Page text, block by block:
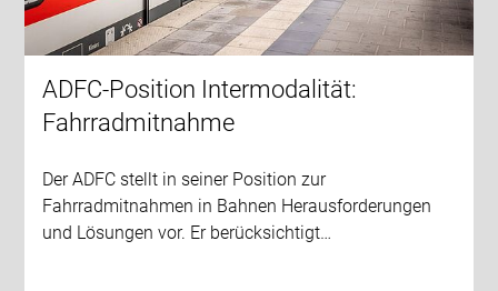
ADFC-Position Intermodalität:
Fahrradmitnahme
Der ADFC stellt in seiner Position zur
Fahrradmitnahmen in Bahnen Herausforderungen
und Lösungen vor. Er berücksichtigt…